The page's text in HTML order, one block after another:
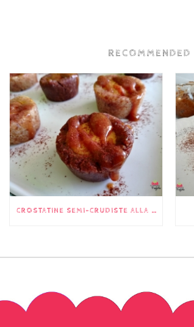
RECOMMENDED
CROSTATINE SEMI-CRUDISTE ALLA ZUCCA